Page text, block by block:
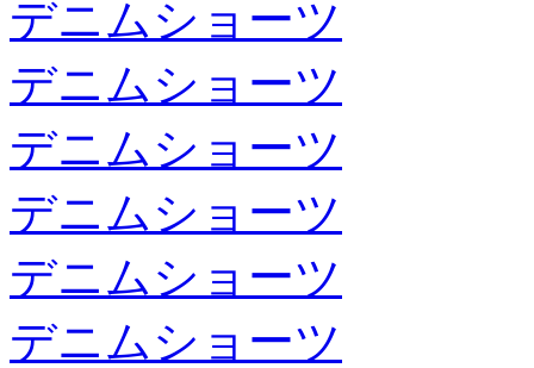
デニムショーツ
デニムショーツ
デニムショーツ
デニムショーツ
デニムショーツ
デニムショーツ